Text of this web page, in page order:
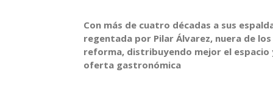
Con más de cuatro décadas a sus
regentada por Pilar Álvarez, nuera de
reforma, distribuyendo mejor el espacio
oferta gastronómica